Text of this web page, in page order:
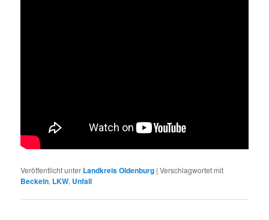
Veröffentlicht unter Landkreis Oldenburg |Verschlagwortet mit
Beckeln, LKW, Unfall